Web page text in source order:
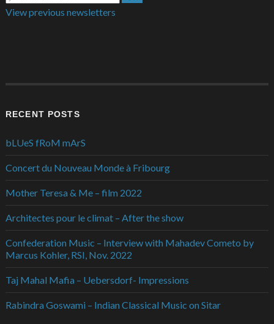
View previous newsletters
RECENT POSTS
bLUeS fRoM mArS
Concert du Nouveau Monde à Fribourg
Mother Teresa & Me – film 2022
Architectes pour le climat – After the show
Confederation Music – Interview with Mahadev Cometo by
Marcus Kohler, RSI, Nov. 2022
Taj Mahal Mafia – Uebersdorf- Impressions
Rabindra Goswami – Indian Classical Music on Sitar